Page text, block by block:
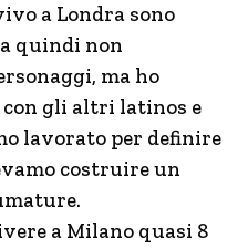
a Londra sono
quindi non
ma ho
gli altri latinos e
lavorato per definire
costruire un
a Milano quasi 8